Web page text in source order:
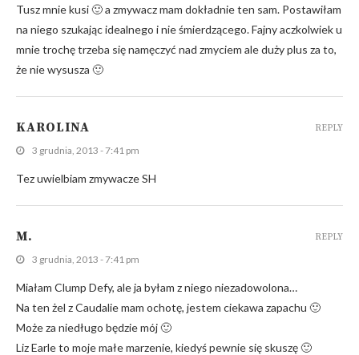
Tusz mnie kusi 🙂 a zmywacz mam dokładnie ten sam. Postawiłam
na niego szukając idealnego i nie śmierdzącego. Fajny aczkolwiek u
mnie trochę trzeba się namęczyć nad zmyciem ale duży plus za to,
że nie wysusza 🙂
KAROLINA
3 grudnia, 2013 - 7:41 pm
Tez uwielbiam zmywacze SH
REPLY
M.
3 grudnia, 2013 - 7:41 pm
Miałam Clump Defy, ale ja byłam z niego niezadowolona…
Na ten żel z Caudalie mam ochotę, jestem ciekawa zapachu 🙂
Może za niedługo będzie mój 🙂
Liz Earle to moje małe marzenie, kiedyś pewnie się skuszę 🙂
REPLY